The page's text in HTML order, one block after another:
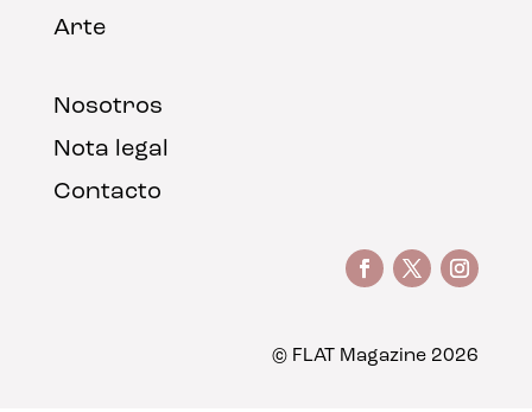
Arte
Nosotros
Nota legal
Contacto
© FLAT Magazine 2026